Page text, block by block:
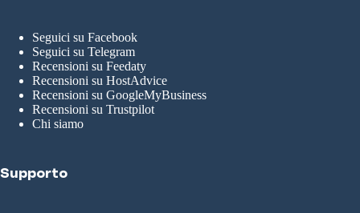
Seguici su Facebook
Seguici su Telegram
Recensioni su Feedaty
Recensioni su HostAdvice
Recensioni su GoogleMyBusiness
Recensioni su Trustpilot
Chi siamo
Supporto